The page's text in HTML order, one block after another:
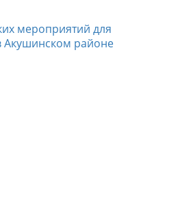
мероприятий для
районе